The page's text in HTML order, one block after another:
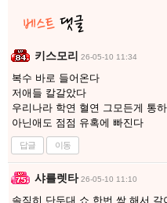
키스모리 26-05-10 11:34
복수 바로 들어온다
저애들 칼갈았다
우리나라 학연 혈연 그모든게 통
아닌애도 점점 유혹에 빠진다
답글 이동
샤를렛타 26-05-10 11:10
솔직히 단두대 쇼 한번 싹 해서